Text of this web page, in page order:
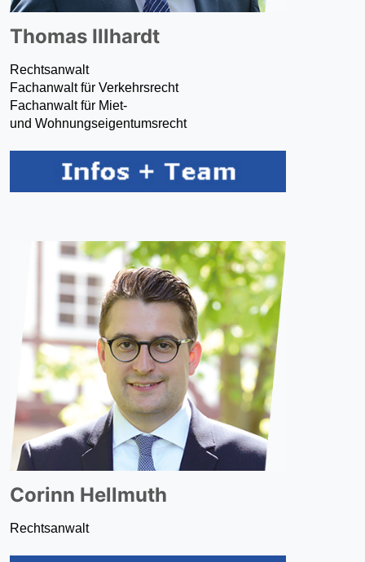
Thomas Illhardt
Rechtsanwalt
Fachanwalt für Verkehrsrecht
Fachanwalt für Miet-
und Wohnungseigentumsrecht
Corinn Hellmuth
Rechtsanwalt